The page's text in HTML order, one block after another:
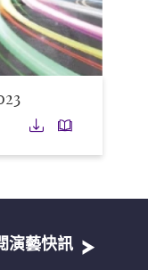
下載
演藝快訊